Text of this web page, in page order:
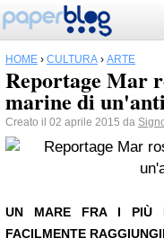
HOME › CULTURA › ARTE
Reportage Mar
marine di
Creato il 02 aprile 2015 da
UN MARE FRA I PIÙ
FACILMENTE